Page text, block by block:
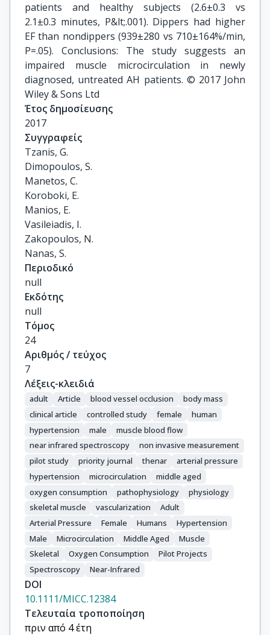
patients and healthy subjects (2.6±0.3 vs
2.1±0.3 minutes, P&lt;.001). Dippers had higher
EF than nondippers (939±280 vs 710±164%/min,
P=.05). Conclusions: The study suggests an
impaired muscle microcirculation in newly
diagnosed, untreated AH patients. © 2017 John
Wiley & Sons Ltd
Έτος δημοσίευσης
2017
Συγγραφείς
Tzanis, G.
Dimopoulos, S.
Manetos, C.
Koroboki, E.
Manios, E.
Vasileiadis, I.
Zakopoulos, N.
Nanas, S.
Περιοδικό
null
Εκδότης
null
Τόμος
24
Αριθμός / τεύχος
7
Λέξεις-κλειδιά
adult Article blood vessel occlusion
body mass
clinical article
controlled study female
human
hypertension
male
muscle blood flow
near infrared spectroscopy
non invasive measurement
pilot study
priority journal thenar
arterial pressure
hypertension
microcirculation
middle aged
oxygen consumption
pathophysiology
physiology
skeletal muscle
vascularization
Adult
Arterial Pressure
Female Humans
Hypertension
Male
Microcirculation Middle Aged
Muscle
Skeletal
Oxygen Consumption
Pilot Projects
Spectroscopy
Near-Infrared
DOI
10.1111/MICC.12384
Τελευταία τροποποίηση
πριν από 4 έτη